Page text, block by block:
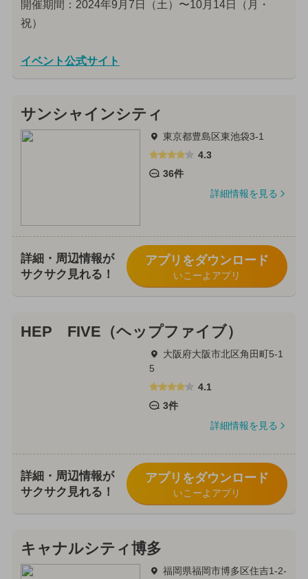
開催期間：2024年9月7日（土）〜10月14日（月・
祝）
イベント公式サイト
サンシャインシティ
東京都豊島区東池袋3-1
4.3
36件
詳細情報を見る
詳細・周辺情報が
サクサク見れる！
アプリをダウンロード
いこーよアプリ
HEP FIVE（ヘップファイブ）
大阪府大阪市北区角田町5-1
5
4.1
3件
詳細情報を見る
詳細・周辺情報が
サクサク見れる！
アプリをダウンロード
いこーよアプリ
キャナルシティ博多
福岡県福岡市博多区住吉1-2-